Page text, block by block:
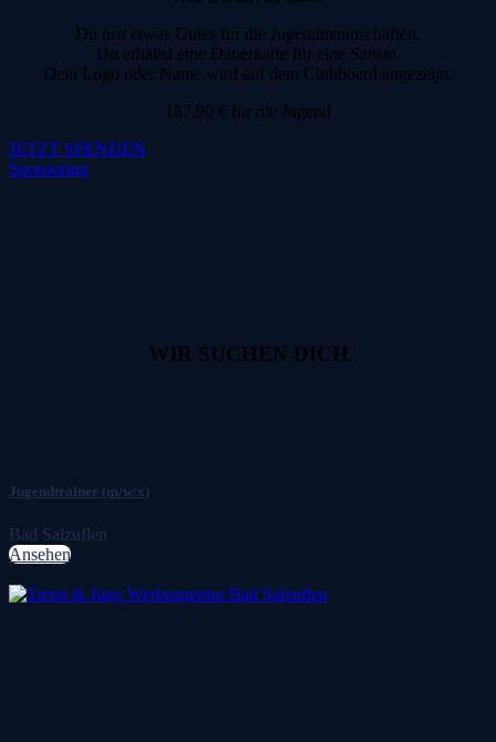
Du tust etwas Gutes für die Jugendmannschaften.
Du erhältst eine Dauerkarte für eine Saison.
Dein Logo oder Name wird auf dem Clubboard angezeigt.
187,90 € für die Jugend
JETZT SPENDEN
Sponsoring
WIR SUCHEN DICH
Jugendtrainer (m/w/x)
Bad Salzuflen
Ansehen